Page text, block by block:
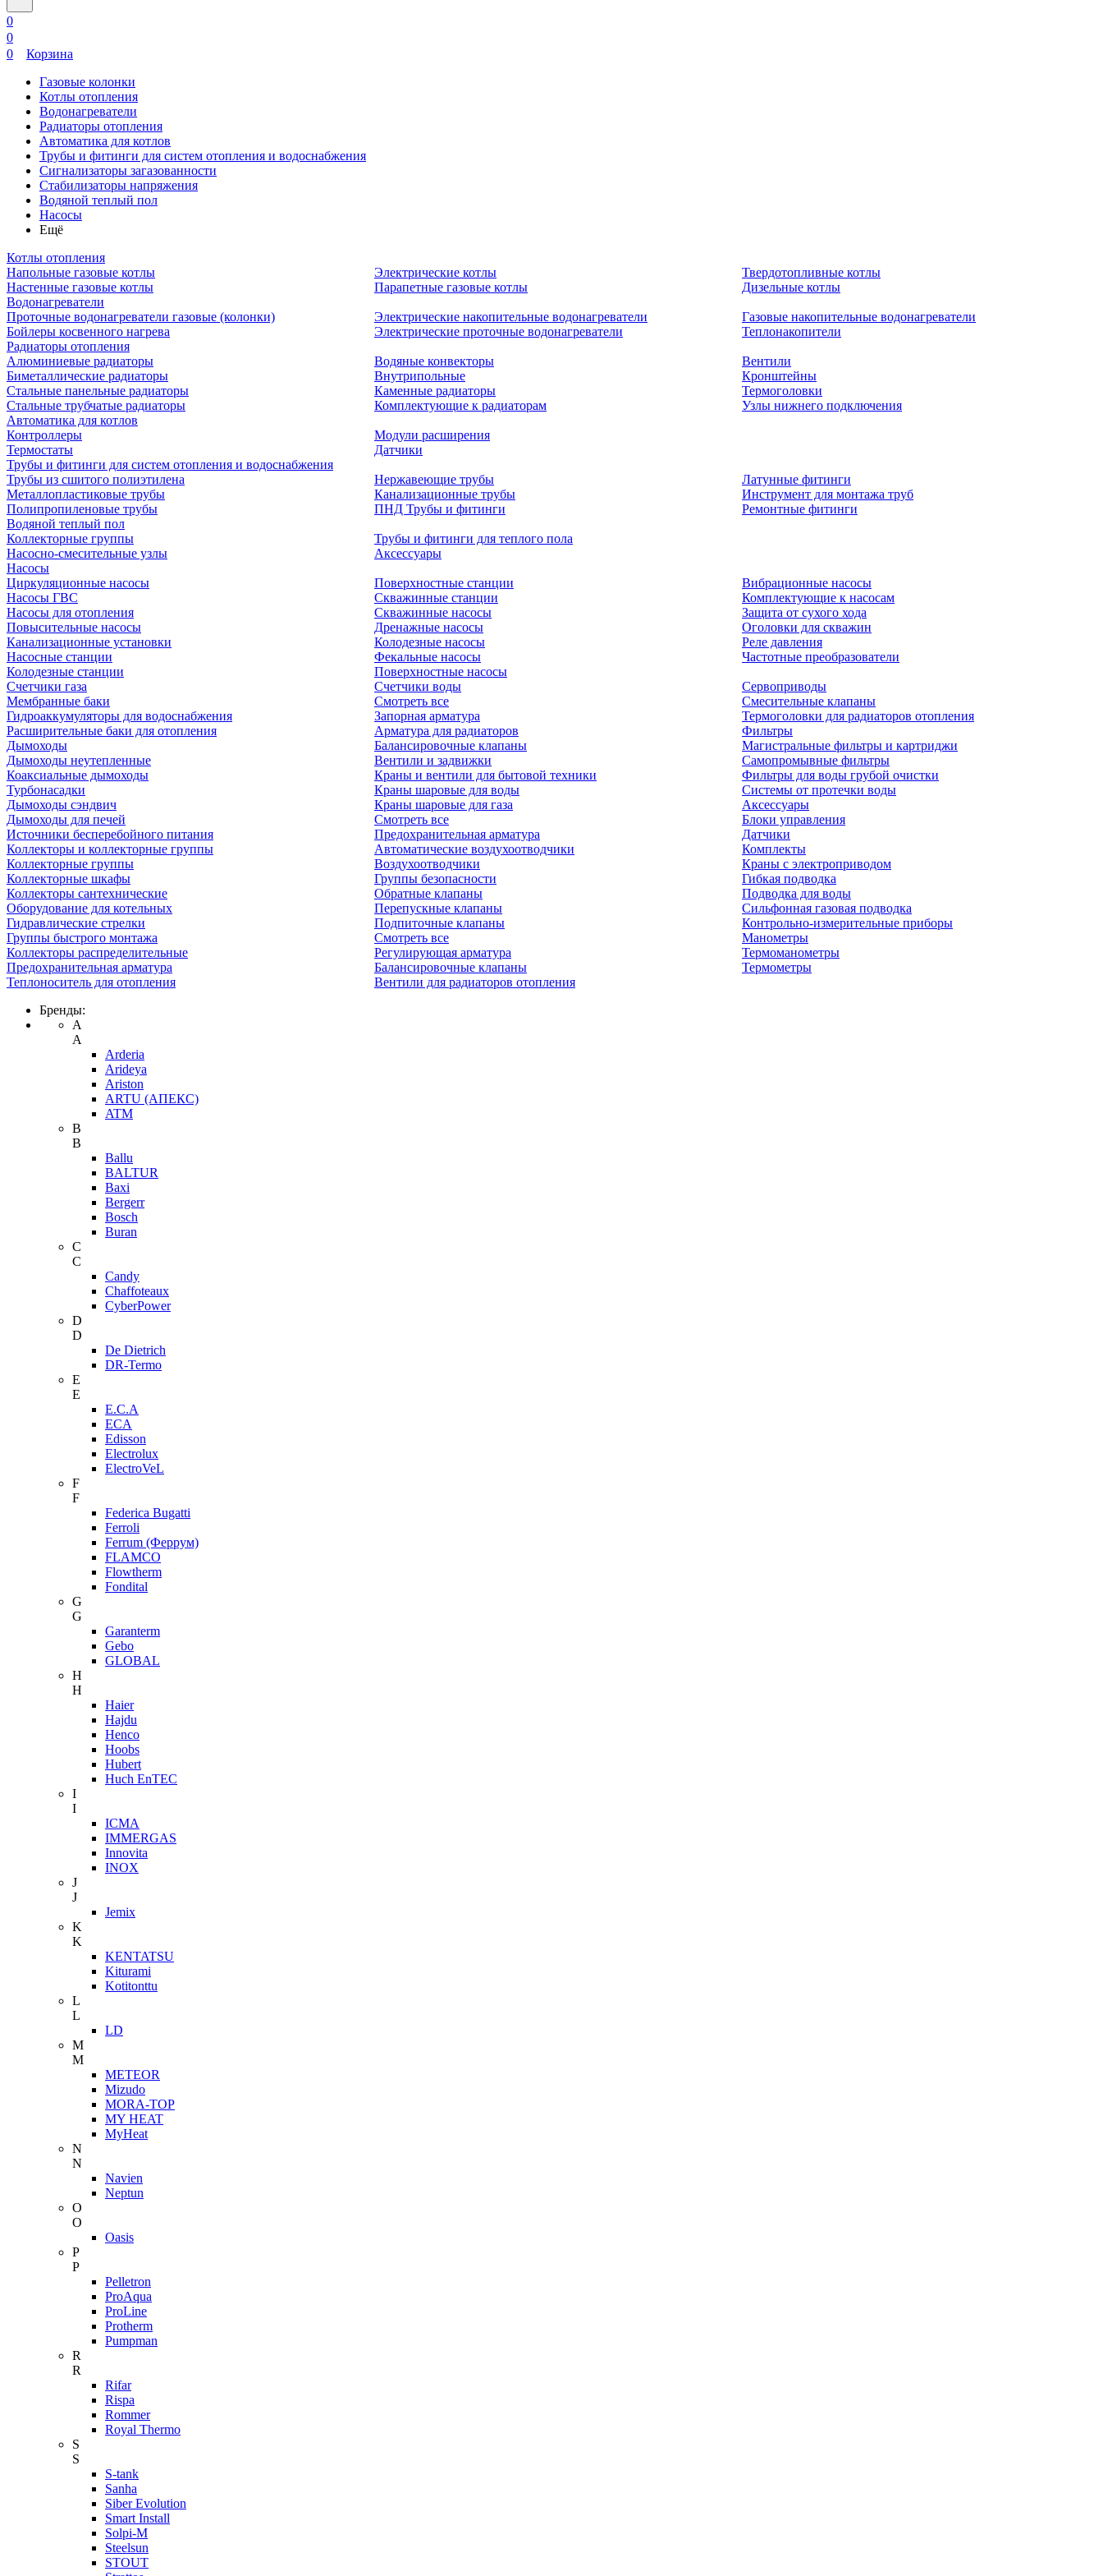
0
0
0
Корзина
Газовые колонки
Котлы отопления
Водонагреватели
Радиаторы отопления
Автоматика для котлов
Трубы и фитинги для систем отопления и водоснабжения
Сигнализаторы загазованности
Стабилизаторы напряжения
Водяной теплый пол
Насосы
Ещё
Котлы отопления
Напольные газовые котлы
Настенные газовые котлы
Электрические котлы
Парапетные газовые котлы
Твердотопливные котлы
Дизельные котлы
Водонагреватели
Проточные водонагреватели газовые (колонки)
Бойлеры косвенного нагрева
Электрические накопительные водонагреватели
Электрические проточные водонагреватели
Газовые накопительные водонагреватели
Теплонакопители
Радиаторы отопления
Алюминиевые радиаторы
Биметаллические радиаторы
Стальные панельные радиаторы
Стальные трубчатые радиаторы
Водяные конвекторы
Внутрипольные
Каменные радиаторы
Комплектующие к радиаторам
Вентили
Кронштейны
Термоголовки
Узлы нижнего подключения
Автоматика для котлов
Контроллеры
Термостаты
Модули расширения
Датчики
Трубы и фитинги для систем отопления и водоснабжения
Трубы из сшитого полиэтилена
Металлопластиковые трубы
Полипропиленовые трубы
Нержавеющие трубы
Канализационные трубы
ПНД Трубы и фитинги
Латунные фитинги
Инструмент для монтажа труб
Ремонтные фитинги
Водяной теплый пол
Коллекторные группы
Насосно-смесительные узлы
Трубы и фитинги для теплого пола
Аксессуары
Насосы
Циркуляционные насосы
Насосы ГВС
Насосы для отопления
Повысительные насосы
Канализационные установки
Насосные станции
Колодезные станции
Поверхностные станции
Скважинные станции
Скважинные насосы
Дренажные насосы
Колодезные насосы
Фекальные насосы
Поверхностные насосы
Вибрационные насосы
Комплектующие к насосам
Защита от сухого хода
Оголовки для скважин
Реле давления
Частотные преобразователи
Счетчики газа
Мембранные баки
Гидроаккумуляторы для водоснабжения
Расширительные баки для отопления
Дымоходы
Дымоходы неутепленные
Коаксиальные дымоходы
Турбонасадки
Дымоходы сэндвич
Дымоходы для печей
Источники бесперебойного питания
Коллекторы и коллекторные группы
Коллекторные группы
Коллекторные шкафы
Коллекторы сантехнические
Оборудование для котельных
Гидравлические стрелки
Группы быстрого монтажа
Коллекторы распределительные
Предохранительная арматура
Теплоноситель для отопления
Счетчики воды
Смотреть все
Запорная арматура
Арматура для радиаторов
Балансировочные клапаны
Вентили и задвижки
Краны и вентили для бытовой техники
Краны шаровые для воды
Краны шаровые для газа
Смотреть все
Предохранительная арматура
Автоматические воздухоотводчики
Воздухоотводчики
Группы безопасности
Обратные клапаны
Перепускные клапаны
Подпиточные клапаны
Смотреть все
Регулирующая арматура
Балансировочные клапаны
Вентили для радиаторов отопления
Сервоприводы
Смесительные клапаны
Термоголовки для радиаторов отопления
Фильтры
Магистральные фильтры и картриджи
Самопромывные фильтры
Фильтры для воды грубой очистки
Системы от протечки воды
Аксессуары
Блоки управления
Датчики
Комплекты
Краны с электроприводом
Гибкая подводка
Подводка для воды
Сильфонная газовая подводка
Контрольно-измерительные приборы
Манометры
Термоманометры
Термометры
Бренды:
A
A
Arderia
Arideya
Ariston
ARTU (АПЕКС)
ATM
B
B
Ballu
BALTUR
Baxi
Bergerr
Bosch
Buran
C
C
Candy
Chaffoteaux
CyberPower
D
D
De Dietrich
DR-Termo
E
E
E.C.A
ECA
Edisson
Electrolux
ElectroVeL
F
F
Federica Bugatti
Ferroli
Ferrum (Феррум)
FLAMCO
Flowtherm
Fondital
G
G
Garanterm
Gebo
GLOBAL
H
H
Haier
Hajdu
Henco
Hoobs
Hubert
Huch EnTEC
I
I
ICMA
IMMERGAS
Innovita
INOX
J
J
Jemix
K
K
KENTATSU
Kiturami
Kotitonttu
L
L
LD
M
M
METEOR
Mizudo
MORA-TOP
MY HEAT
MyHeat
N
N
Navien
Neptun
O
O
Oasis
P
P
Pelletron
ProAqua
ProLine
Protherm
Pumpman
R
R
Rifar
Rispa
Rommer
Royal Thermo
S
S
S-tank
Sanha
Siber Evolution
Smart Install
Solpi-M
Steelsun
STOUT